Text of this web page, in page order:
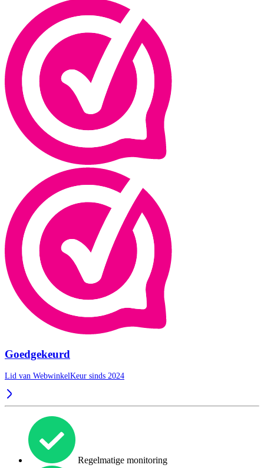
Goedgekeurd
Lid van WebwinkelKeur sinds 2024
Regelmatige monitoring